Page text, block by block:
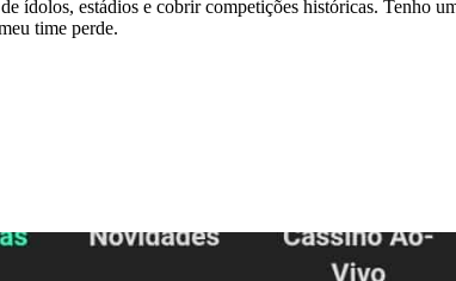
ídolos, estádios e cobrir competições históricas. Tenho
time perde.